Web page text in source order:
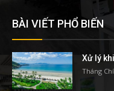
BÀI VIẾT PHỔ BIẾN
Xử lý
Tháng